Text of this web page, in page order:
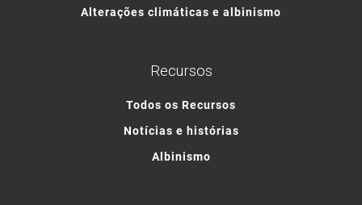
Alterações climáticas e albinismo
Recursos
Todos os Recursos
Notícias e histórias
Albinismo